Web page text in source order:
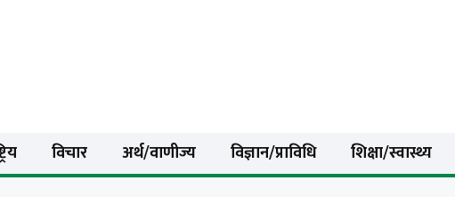
विचार अर्थ/वाणीज्य विज्ञान/प्राविधि शिक्षा/स्वास्थ्य